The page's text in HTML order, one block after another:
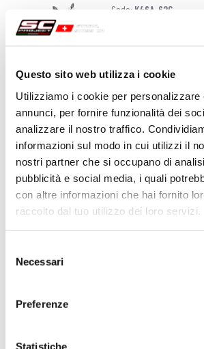
Questo sito web utilizza i cookie
Utilizziamo i cookie per personalizzare
annunci, per fornire funzionalità dei
analizzare il nostro traffico.
informazioni sul modo in cui utilizzi il
nostri partner che si occupano di
pubblicità e social media, i quali
con altre informazioni che hai fornito
raccolto dal tuo utilizzo dei loro servizi.
delNecessari
Preferenze
Statistiche
Code: K46A-62C
dans deux
740,00 CHF
APPROUVÉ EURO 5+
K46A-181T
Échappement SC1-
dans deux
770,00 CHF
APPROUVÉ EURO 5+